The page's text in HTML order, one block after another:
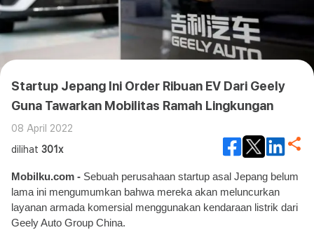
Startup Jepang Ini Order Ribuan EV Dari Geely
Guna Tawarkan Mobilitas Ramah Lingkungan
08 April 2022
dilihat 301x
Mobilku.com - Sebuah perusahaan startup asal Jepang belum
lama ini mengumumkan bahwa mereka akan meluncurkan
layanan armada komersial menggunakan kendaraan listrik dari
Geely Auto Group China.